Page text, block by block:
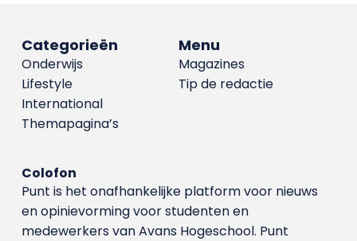
Menu
Magazines
Tip de redactie
Categorieën
Onderwijs
Lifestyle
International
Themapagina’s
Colofon
Punt is het onafhankelijke platform voor nieuws
en opinievorming voor studenten en
medewerkers van Avans Hoge­school. Punt